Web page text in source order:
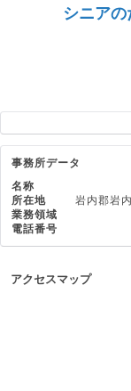
シニア
事務所データ
名称
所在地
岩内郡岩
業務領域
電話番号
アクセスマップ